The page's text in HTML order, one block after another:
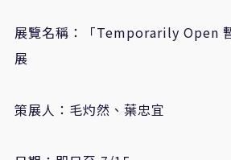
展覽名稱：「Temporarily Open
展
策展人：毛灼然、葉忠宜